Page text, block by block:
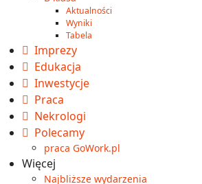
Aktualności
Wyniki
Tabela
Imprezy
Edukacja
Inwestycje
Praca
Nekrologi
Polecamy
praca GoWork.pl
Więcej
Najbliższe wydarzenia